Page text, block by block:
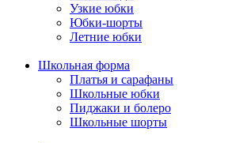
Узкие юбки
Юбки-шорты
Летние юбки
Школьная форма
Платья и сарафаны
Школьные юбки
Пиджаки и болеро
Школьные шорты